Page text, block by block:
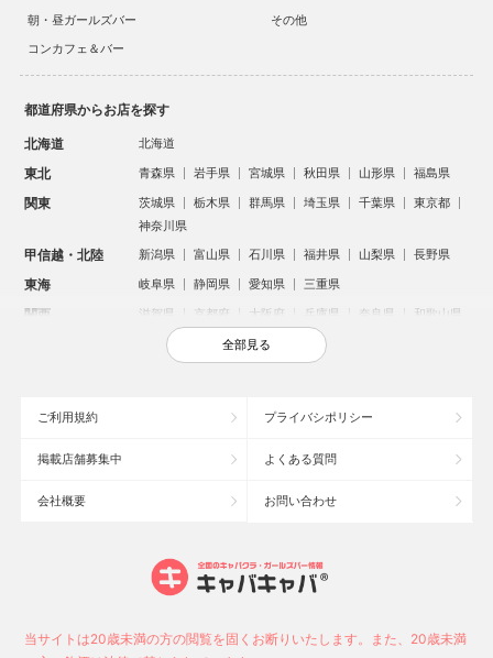
朝・昼ガールズバー
その他
コンカフェ＆バー
都道府県からお店を探す
北海道 北海道
東北 青森県 岩手県 宮城県 秋田県 山形県 福島県
関東 茨城県 栃木県 群馬県 埼玉県 千葉県
東京都
神奈川県
甲信越・北陸 新潟県 富山県 石川県 福井県 山梨県 長野県
東海 岐阜県 静岡県 愛知県 三重県
関西 滋賀県 京都府 大阪府 兵庫県 奈良県 和歌山県
鳥取県 島根県 岡山県 広島県
沖縄県
大宮のキャバクラ
六本木のキャバクラ
池袋駅（西口）のキャバクラ
長野市のキャバクラ
宇都宮市のキャバクラ
全部見る
ご利用規約 プライバシポリシー
掲載店舗募集中 よくある質問
会社概要 お問い合わせ
当サイトは20歳未満の方の閲覧を固くお断りいたします。また、20歳未満